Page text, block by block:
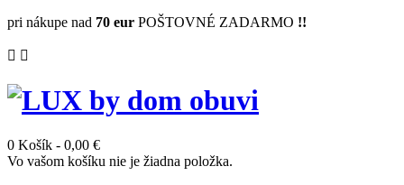
pri nákupe nad 70 eur POŠTOVNÉ ZADARMO !!
 
0 Košík - 0,00 €
Vo vašom košíku nie je žiadna položka.